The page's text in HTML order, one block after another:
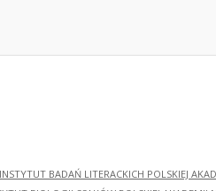
INSTYTUT BADAŃ LITERACKICH POLSKIEJ